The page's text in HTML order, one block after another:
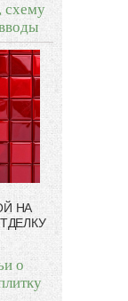
схему
НА
о